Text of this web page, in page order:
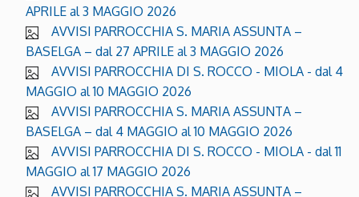
APRILE al 3 MAGGIO 2026
AVVISI PARROCCHIA S. MARIA ASSUNTA –
BASELGA – dal 27 APRILE al 3 MAGGIO 2026
AVVISI PARROCCHIA DI S. ROCCO - MIOLA - dal 4
MAGGIO al 10 MAGGIO 2026
AVVISI PARROCCHIA S. MARIA ASSUNTA –
BASELGA – dal 4 MAGGIO al 10 MAGGIO 2026
AVVISI PARROCCHIA DI S. ROCCO - MIOLA - dal 11
MAGGIO al 17 MAGGIO 2026
AVVISI PARROCCHIA S. MARIA ASSUNTA –